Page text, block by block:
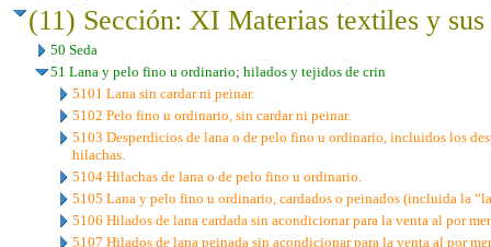
(11) Sección: XI Materias textiles y sus
50 Seda
51 Lana y pelo fino u ordinario; hilados y tejidos de crin
5101 Lana sin cardar ni peinar.
5102 Pelo fino u ordinario, sin cardar ni peinar.
5103 Desperdicios de lana o de pelo fino u ordinario, incluidos los
hilachas.
5104 Hilachas de lana o de pelo fino u ordinario.
5105 Lana y pelo fino u ordinario, cardados o peinados (incluida la
5106 Hilados de lana cardada sin acondicionar para la venta al por
5107 Hilados de lana peinada sin acondicionar para la venta al por